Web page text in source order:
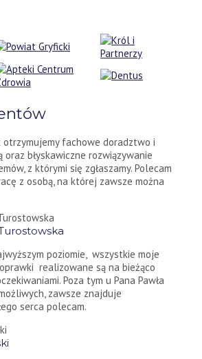
fachowe doradztwo i
oraz błyskawiczne rozwiązywanie
z którymi się zgłaszamy. Polecam
z osobą, na której zawsze można
poziomie, wszystkie moje
realizowane są na bieżąco
Poza tym u Pana Pawła
zawsze znajduje
serca polecam.